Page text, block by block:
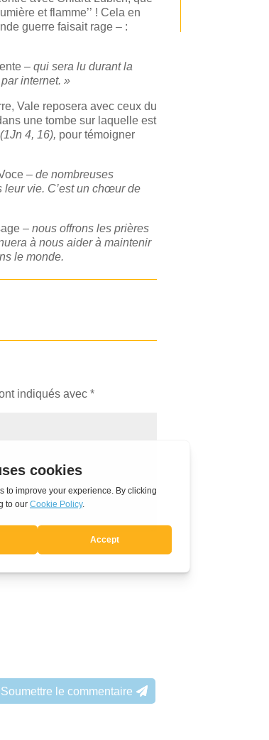
et flamme’’ ! Cela en
guerre faisait rage – :
– qui sera lu durant la
internet. »
Vale reposera avec ceux du
une tombe sur laquelle est
4, 16), pour témoigner
–de nombreuses
leur vie. C’est un chœur de
–nous offrons les prières
à nous aider à maintenir
le monde.
indiqués avec*
Soumettre le commentaire